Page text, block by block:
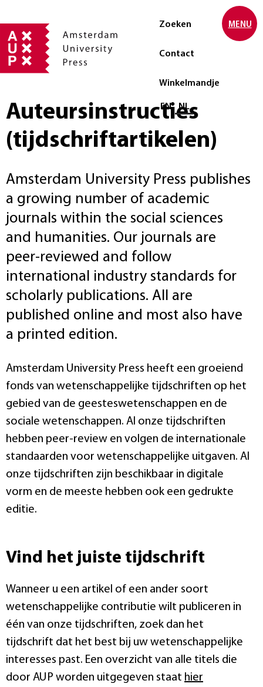
Zoeken
Contact
Winkelmandje
Selecteer taal
EN NL
MENU
Auteursinstructies
(tijdschriftartikelen)
Amsterdam University Press publishes
a growing number of academic
journals within the social sciences
and humanities. Our journals are
peer-reviewed and follow
international industry standards for
scholarly publications. All are
published online and most also have
a printed edition.
Amsterdam University Press heeft een groeiend
fonds van wetenschappelijke tijdschriften op het
gebied van de geesteswetenschappen en de
sociale wetenschappen. Al onze tijdschriften
hebben peer-review en volgen de internationale
standaarden voor wetenschappelijke uitgaven. Al
onze tijdschriften zijn beschikbaar in digitale
vorm en de meeste hebben ook een gedrukte
editie.
Vind het juiste tijdschrift
Wanneer u een artikel of een ander soort
wetenschappelijke contributie wilt publiceren in
één van onze tijdschriften, zoek dan het
tijdschrift dat het best bij uw wetenschappelijke
interesses past. Een overzicht van alle titels die
door AUP worden uitgegeven staat hier